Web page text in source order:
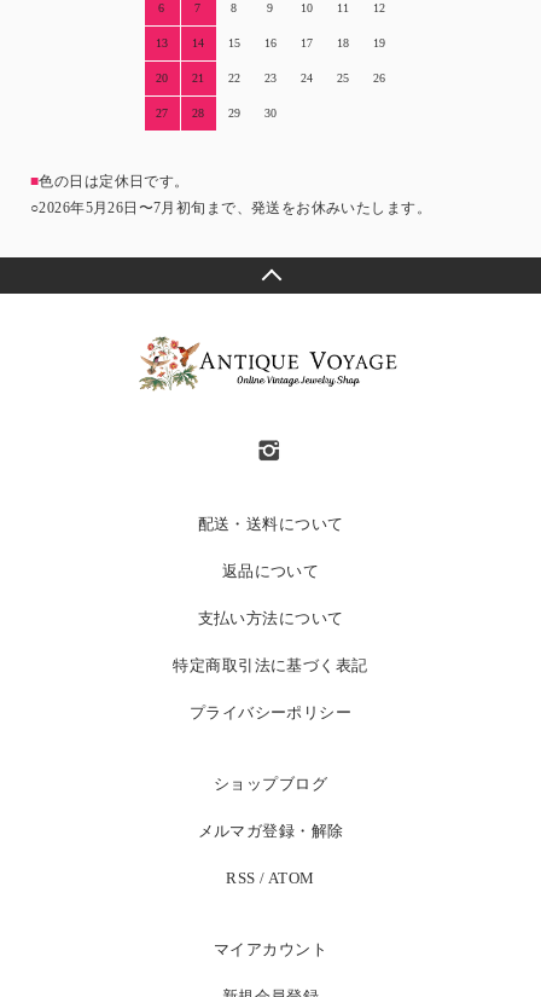
6 7 8 9 10 11 12
13 14 15 16 17 18 19
20 21 22 23 24 25 26
27 28 29 30
■色の日は定休日です。
○2026年5月26日〜7月初旬まで、発送をお休みいたします。
配送・送料について
返品について
支払い方法について
特定商取引法に基づく表記
プライバシーポリシー
ショップブログ
メルマガ登録・解除
RSS / ATOM
マイアカウント